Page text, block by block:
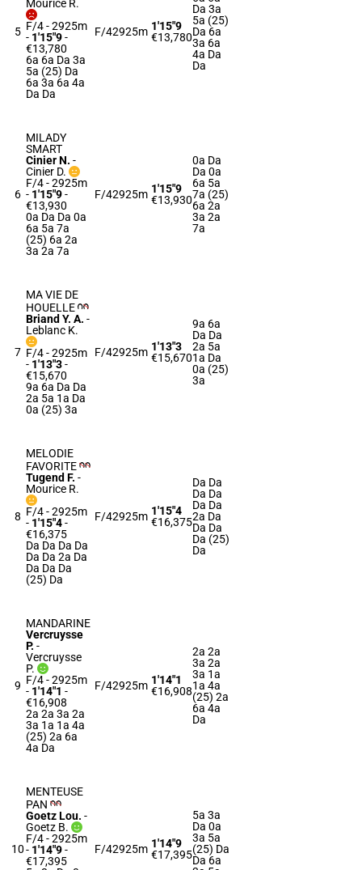
5
Mourice R.
F/4 - 2925m
- 1'15"9-
€13,780
6a 6a Da 3a
5a (25) Da
6a 3a 6a 4a
Da Da
F/42925m 1'15"9
€13,780
Da 3a
5a (25)
Da 6a
3a 6a
4a Da
Da
6
MILADY
SMART
Cinier N. -
Cinier D.
F/4 - 2925m
- 1'15"9-
€13,930
0a Da Da 0a
6a 5a 7a
(25) 6a 2a
3a 2a 7a
F/42925m 1'15"9
€13,930
0a Da
Da 0a
6a 5a
7a (25)
6a 2a
3a 2a
7a
7
MA VIE DE
HOUELLE
Briand Y. A. -
Leblanc K.
F/4 - 2925m
- 1'13"3-
€15,670
9a 6a Da Da
2a 5a 1a Da
0a (25) 3a
F/42925m 1'13"3
€15,670
9a 6a
Da Da
2a 5a
1a Da
0a (25)
3a
8
MELODIE
FAVORITE
Tugend F. -
Mourice R.
F/4 - 2925m
- 1'15"4-
€16,375
Da Da Da Da
Da Da 2a Da
Da Da Da
(25) Da
F/42925m 1'15"4
€16,375
Da Da
Da Da
Da Da
2a Da
Da Da
Da (25)
Da
9
MANDARINE
Vercruysse
P. -
Vercruysse
P.
F/4 - 2925m
- 1'14"1 -
€16,908
2a 2a 3a 2a
3a 1a 1a 4a
(25) 2a 6a
4a Da
F/42925m 1'14"1
€16,908
2a 2a
3a 2a
3a 1a
1a 4a
(25) 2a
6a 4a
Da
10
MENTEUSE
PAN
Goetz Lou. -
Goetz B.
F/4 - 2925m
- 1'14"9-
€17,395
F/42925m 1'14"9
€17,395
5a 3a
Da 0a
3a 5a
(25) Da
Da 6a